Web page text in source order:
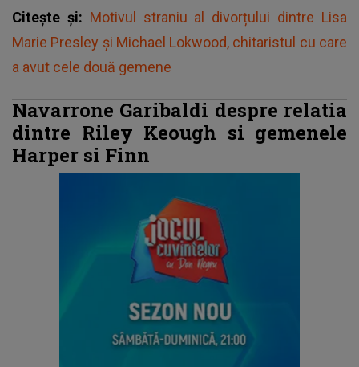
Citește și: Motivul straniu al divorțului dintre Lisa
Marie Presley și Michael Lokwood, chitaristul cu care
a avut cele două gemene
Navarrone Garibaldi despre relatia
dintre Riley Keough si gemenele
Harper si Finn